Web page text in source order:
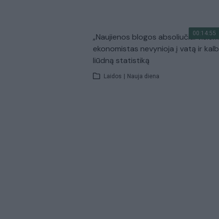
00:14:55
„Naujienos blogos absoliučiai
ekonomistas nevynioja į vatą ir
liūdną statistiką
Laidos | Nauja diena